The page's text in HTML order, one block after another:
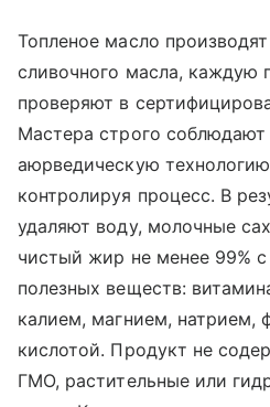
Топленое масло
сливочного масла, каждую
проверяют в
Мастера строго
аюрведическую
контролируя процесс. В
удаляют воду, молочные
чистый жир не менее 99%
полезных веществ:
калием, магнием, натрием,
кислотой. Продукт не
ГМО, растительные или